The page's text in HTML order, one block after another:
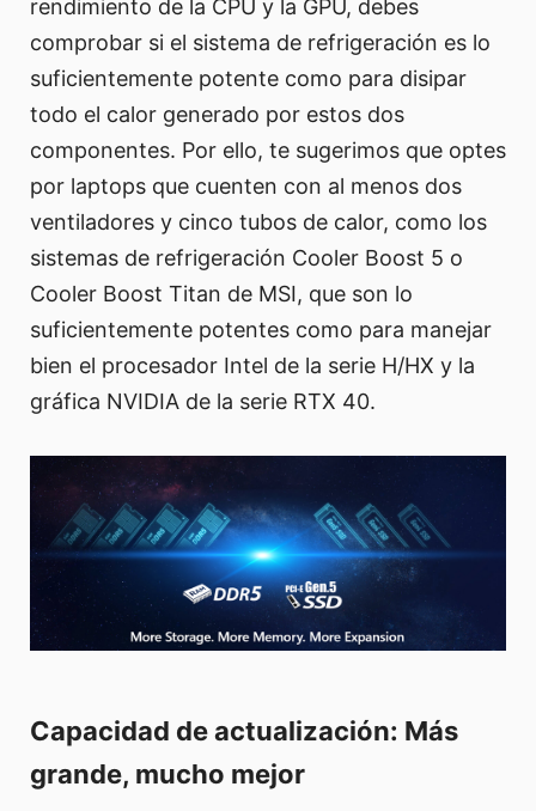
rendimiento de la CPU y la GPU, debes
comprobar si el sistema de refrigeración es lo
suficientemente potente como para disipar
todo el calor generado por estos dos
componentes. Por ello, te sugerimos que optes
por laptops que cuenten con al menos dos
ventiladores y cinco tubos de calor, como los
sistemas de refrigeración Cooler Boost 5 o
Cooler Boost Titan de MSI, que son lo
suficientemente potentes como para manejar
bien el procesador Intel de la serie H/HX y la
gráfica NVIDIA de la serie RTX 40.
Capacidad de actualización: Más
grande, mucho mejor